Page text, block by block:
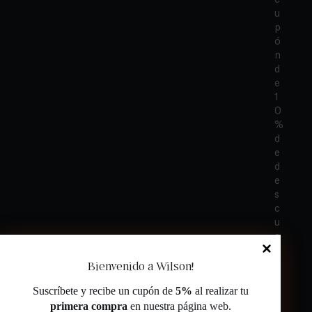
Bienvenido a Wilson!
Suscríbete y recibe un cupón de 5% al realizar tu
primera compra en nuestra página web.
u
p
ó
n
d
e
1
0
%
d
e
d
e
s
c
u
e